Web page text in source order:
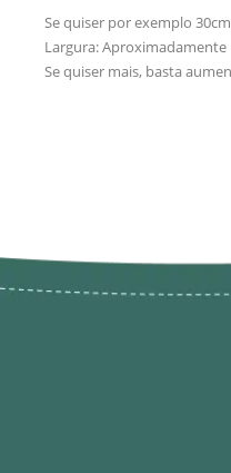
Se quiser por exemplo
Largura:
Se quiser mais, basta